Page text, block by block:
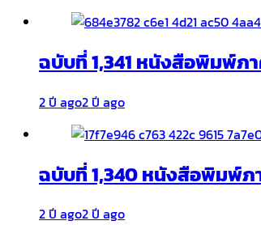
ฉบับที่ 1,341 หนังสือพิมพ์ภ
2 ปี ago2 ปี ago
ฉบับที่ 1,340 หนังสือพิมพ์ภ
2 ปี ago2 ปี ago